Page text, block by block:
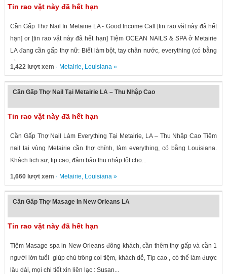
Tin rao vặt này đã hết hạn
Cần Gấp Thợ Nail In Metairie LA - Good Income Call [tin rao vặt này đã hết
hạn] or [tin rao vặt này đã hết hạn] Tiệm OCEAN NAILS & SPA ở Metairie
LA đang cần gấp thợ nữ: Biết làm bột, tay chân nước, everything (có bằng
càng...
1,422 lượt xem · Metairie, Louisiana»
Cần Gấp Thợ Nail Tại Metairie LA – Thu Nhập Cao
Tin rao vặt này đã hết hạn
Cần Gấp Thợ Nail Làm Everything Tại Metairie, LA – Thu Nhập Cao Tiệm
nail tại vùng Metairie cần thợ chính, làm everything, có bằng Louisiana.
Khách lịch sự, tip cao, đảm bảo thu nhập tốt cho...
1,660 lượt xem · Metairie, Louisiana»
Cần Gấp Thợ Masage In New Orleans LA
Tin rao vặt này đã hết hạn
Tiệm Masage spa in New Orleans đông khách, cần thêm thợ gấp và cần 1
người lớn tuổi giúp chủ trông coi tiệm, khách dễ, Típ cao , có thể làm được
lâu dài, mọi chi tiết xin liên lạc : Susan...